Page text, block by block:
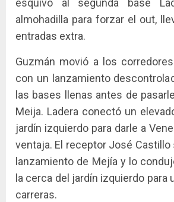
esquivó al segunda base
almohadilla para forzar el out,
entradas extra.
Guzmán movió a los
con un lanzamiento
las bases llenas antes de
Meija. Ladera conectó un
jardín izquierdo para darle a
ventaja. El receptor José
lanzamiento de Mejía y lo
la cerca del jardín izquierdo para
carreras.